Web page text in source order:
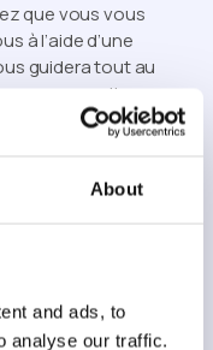
About
and ads, to
analyse our traffic.
que vous vous
à l’aide d’une
guidera tout au
vous avertira pas
pas
Contrairement
Cependant,
bien et ont trouvé